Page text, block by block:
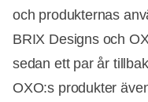
och produkternas
BRIX Designs och
sedan ett par år
OXO:s produkter